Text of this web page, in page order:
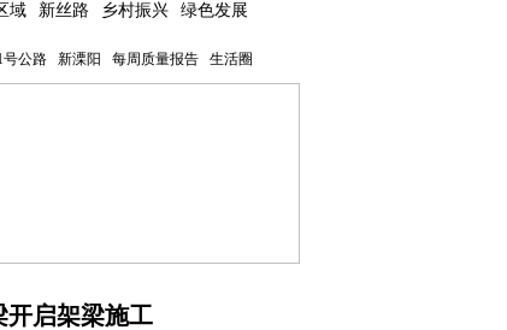
域 新丝路 乡村振兴 绿色发展
号公路 新溧阳 每周质量报告 生活圈
开启架梁施工